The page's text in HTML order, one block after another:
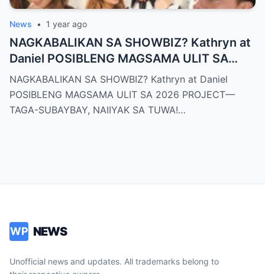
News • 1 year ago
NAGKABALIKAN SA SHOWBIZ? Kathryn at
Daniel POSIBLENG MAGSAMA ULIT SA
2026 PROJECT—TAGA-SUBAYBAY,
NAIIYAK SA TUWA!
NAGKABALIKAN SA SHOWBIZ? Kathryn at Daniel
POSIBLENG MAGSAMA ULIT SA 2026 PROJECT—
TAGA-SUBAYBAY, NAIIYAK SA TUWA!…
WP NEWS
Unofficial news and updates. All trademarks belong to